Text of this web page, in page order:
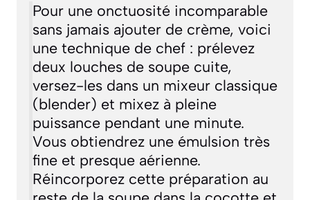
Pour une onctuosité incomparable
sans jamais ajouter de crème, voici
une technique de chef : prélevez
deux louches de soupe cuite,
versez-les dans un mixeur classique
(blender) et mixez à pleine
puissance pendant une minute.
Vous obtiendrez une émulsion très
fine et presque aérienne.
Réincorporez cette préparation au